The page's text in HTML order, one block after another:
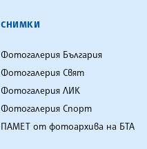
СНИМКИ
Фотогалерия България
Фотогалерия Свят
Фотогалерия ЛИК
Фотогалерия Спорт
ПАМЕТ от фотоархива на БТА